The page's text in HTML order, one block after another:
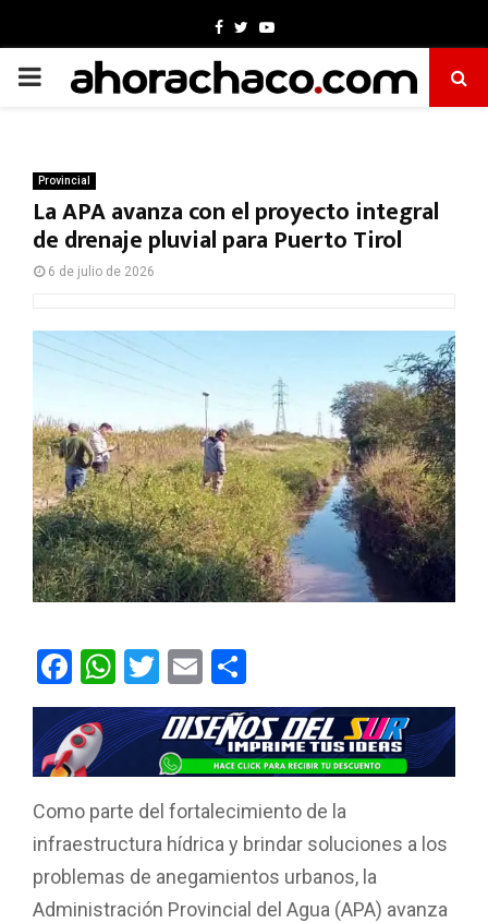
Facebook
TwitterYoutube
PRIMARY
Provincial
La APA avanza con el proyecto integral
de drenaje pluvial para Puerto Tirol
6 de julio de 2026
F
a
ce
b
o
o
k
W
h
at
s
A
p
p
T
wi
tt
er
E
m
ail
o
m
p
ar
tir
Como parte del fortalecimiento de la
infraestructura hídrica y brindar soluciones a los
problemas de anegamientos urbanos, la
Administración Provincial del Agua (APA) avanza